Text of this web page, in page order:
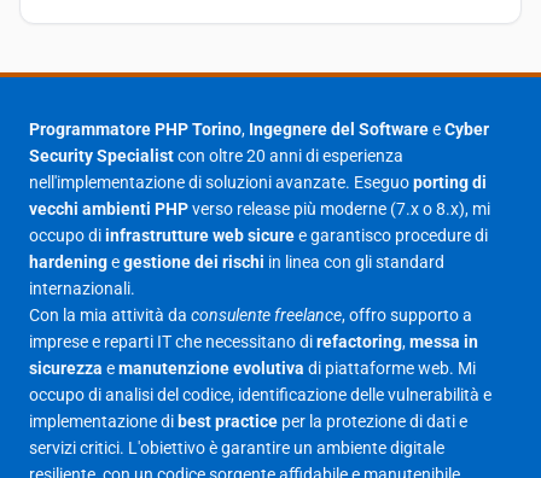
Agosto 2025 1
23
Giugno 2025
Maggio 2025 27
Aprile 2025
Marzo 2025
Febbraio 2025 17
Gennaio 2025
Giugno 2023
Maggio 2023
Programmatore PHP Torino, Ingegnere del SoftwareeCyber
Security Specialistcon oltre 20 anni di esperienza
nell'implementazione di soluzioni avanzate. Eseguoporting di
vecchi ambienti PHPverso release più moderne (7.x o 8.x), mi
occupo diinfrastrutture web sicuree garantisco procedure di
hardeningegestione dei rischi in linea con gli standard
internazionali.
Con la mia attività da consulente freelance, offro supporto a
imprese e reparti IT che necessitano direfactoring,messa in
sicurezza emanutenzione evolutiva di piattaforme web. Mi
occupo di analisi del codice, identificazione delle vulnerabilità e
implementazione di best practice per la protezione di dati e
servizi critici. L'obiettivo è garantire un ambiente digitale